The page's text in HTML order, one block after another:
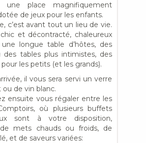
une place magnifiquement
de jeux pour les enfants.
c’est avant tout un lieu de vie.
et décontracté, chaleureux
longue table d’hôtes, des
des tables plus intimistes, des
les petits (et les grands).
il vous sera servi un verre
de vin blanc.
ensuite vous régaler entre les
où plusieurs buffets
sont à votre disposition,
mets chauds ou froids, de
et de saveurs variées: